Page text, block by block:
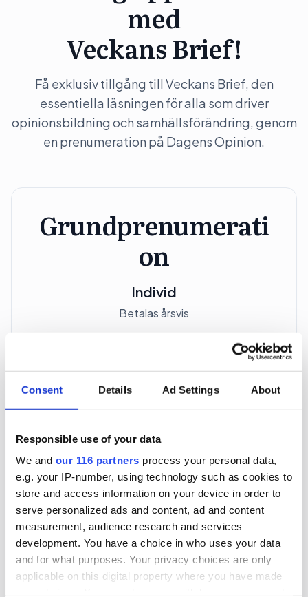
Consent Details Ad Settings About
Responsible use of your data
We and our 116 partners process your personal data,
e.g. your IP-number, using technology such as cookies to
store and access information on your device in order to
serve personalized ads and content, ad and content
measurement, audience research and services
development. You have a choice in who uses your data
and for what purposes. Your privacy choices are only
applicable on this digital property where you have made
med
Veckans Brief!
Få exklusiv tillgång till Veckans Brief, den
essentiella läsningen för alla som driver
opinionsbildning och samhällsförändring, genom
en prenumeration på Dagens Opinion.
Grundprenumerati
on
Individ
Betalas årsvis
För en mottagare
40 utgåvor under ett år
*Moms (6 %) ingår i alla priser.